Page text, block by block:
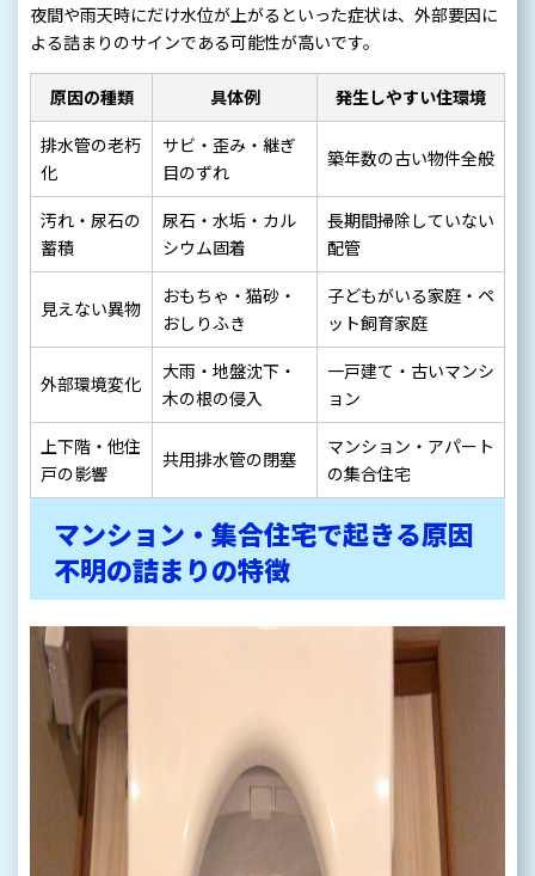
夜間や雨天時にだけ水位が上がるといった症状は、外部要因に
よる詰まりのサインである可能性が高いです。
原因の種類 具体例
発生しやすい住環境
排水管の老朽
化
サビ・歪み・継ぎ
目のずれ
築年数の古い物件全般
汚れ・尿石の
蓄積
尿石・水垢・カル
シウム固着
長期間掃除していない
配管
見えない異物
おもちゃ・猫砂・
おしりふき
子どもがいる家庭・ペ
ット飼育家庭
外部環境変化
大雨・地盤沈下・
木の根の侵入
一戸建て・古いマンシ
ョン
上下階・他住
戸の影響
共用排水管の閉塞
マンション・アパート
の集合住宅
マンション・集合住宅で起きる原因
不明の詰まりの特徴